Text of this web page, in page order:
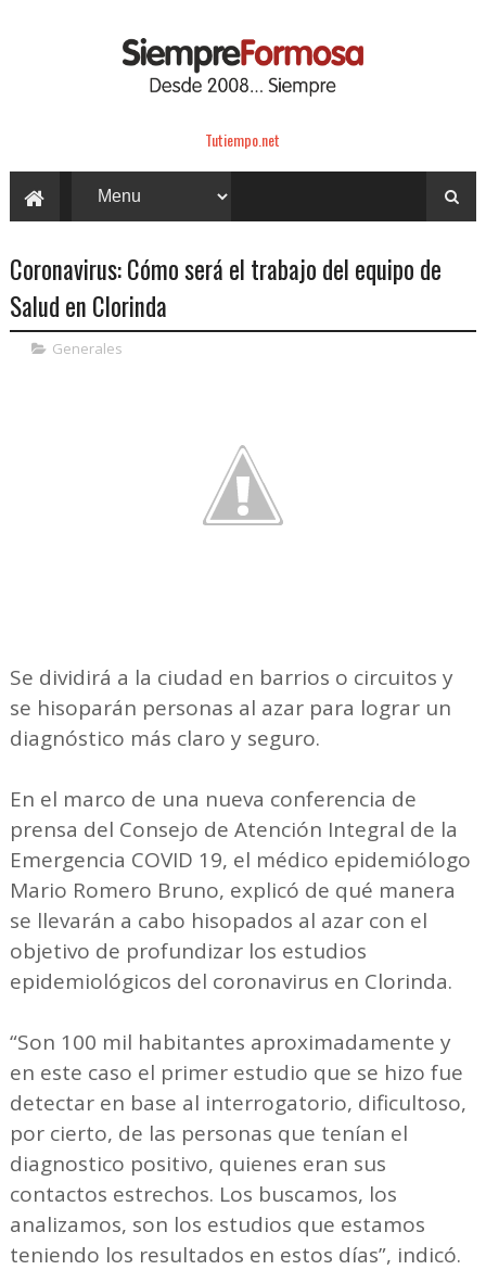
Tutiempo.net
Coronavirus: Cómo será el trabajo del equipo de
Salud en Clorinda
Generales
Se dividirá a la ciudad en barrios o circuitos y
se hisoparán personas al azar para lograr un
diagnóstico más claro y seguro.
En el marco de una nueva conferencia de
prensa del Consejo de Atención Integral de la
Emergencia COVID 19, el médico epidemiólogo
Mario Romero Bruno, explicó de qué manera
se llevarán a cabo hisopados al azar con el
objetivo de profundizar los estudios
epidemiológicos del coronavirus en Clorinda.
“Son 100 mil habitantes aproximadamente y
en este caso el primer estudio que se hizo fue
detectar en base al interrogatorio, dificultoso,
por cierto, de las personas que tenían el
diagnostico positivo, quienes eran sus
contactos estrechos. Los buscamos, los
analizamos, son los estudios que estamos
teniendo los resultados en estos días”, indicó.